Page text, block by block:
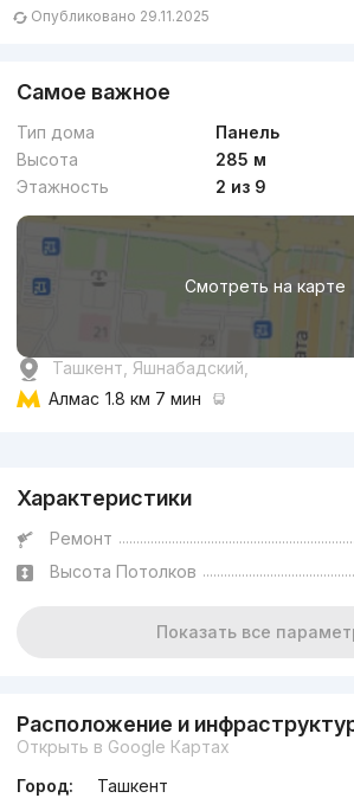
Опубликовано 29.11.2025
Самое важное
Тип дома
Панель
Высота
285 м
Этажность
2 из 9
Смотреть на карте
Ташкент, Яшнабадский,
Алмас 1.8 км 7 мин
Характеристики
Ремонт
Высота Потолков
Показать все
Расположение и
Открыть в Google Картах
Город:
Ташкент